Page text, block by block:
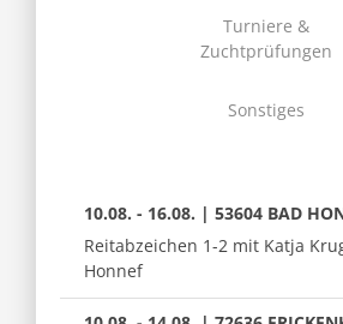
Turniere &
Zuchtprüfungen
Sonstiges
10.08. - 16.08. | 53604 BAD
Reitabzeichen 1-2 mit Katja
Honnef